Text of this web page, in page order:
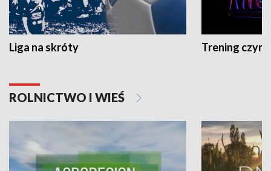
Liga na skróty Trening czyni
ROLNICTWO I WIEŚ